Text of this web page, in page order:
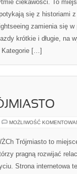
ciekawości. To
się z historiami
zamienia się w
krótkie i długie, na
Kategorie […]
MOŻLIWOŚĆ
Trójmiasto to
pragną rozwijać
Strona internetowa